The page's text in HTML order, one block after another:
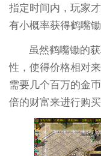
指定时间内，玩家
有小概率获得鹤嘴锄
虽然鹤嘴锄的
性，使得价格相对
需要几个百万的金
倍的财富来进行购买